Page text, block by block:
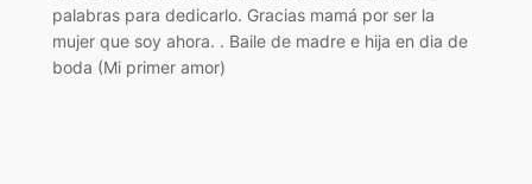
palabras para dedicarlo. Gracias mamá por ser la
mujer que soy ahora. . Baile de madre e hija en dia de
boda (Mi primer amor)